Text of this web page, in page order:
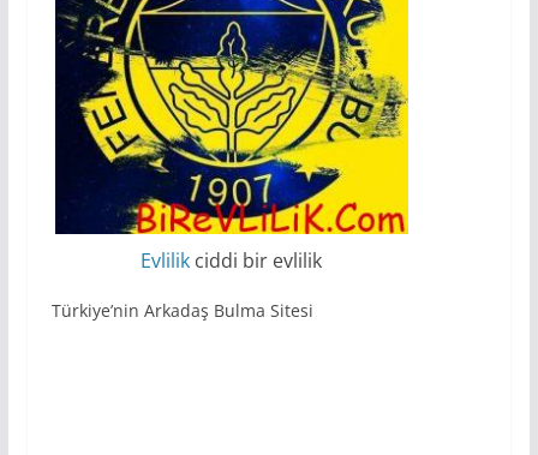
Evlilik ciddi bir evlilik
Türkiye’nin Arkadaş Bulma Sitesi